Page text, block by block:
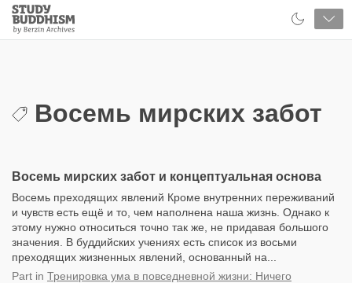
Close
Study
Buddhism
Восемь мирских забот
Восемь мирских забот и концептуальная основа
Восемь преходящих явлений Кроме внутренних переживаний
и чувств есть ещё и то, чем наполнена наша жизнь. Однако к
этому нужно относиться точно так же, не придавая большого
значения. В буддийских учениях есть список из восьми
преходящих жизненных явлений, основанный на...
Part in Тренировка ума в повседневной жизни: Ничего